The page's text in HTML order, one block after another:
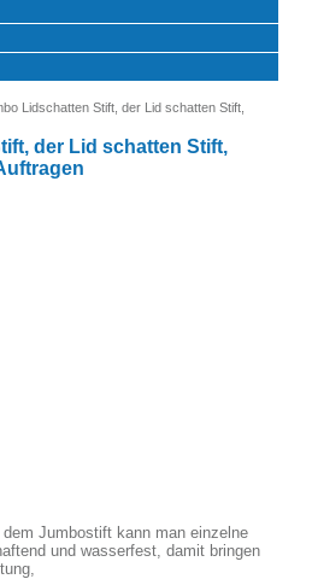
Lidschatten Stift, der Lid schatten Stift,
der Lid schatten Stift,
Jumbostift kann man einzelne
und wasserfest, damit bringen